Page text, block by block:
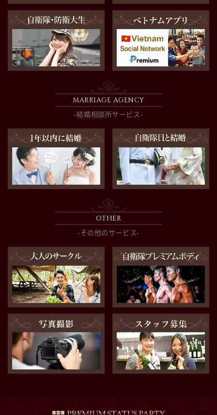
MARRIAGE AGENCY
-結婚相談所サービス-
OTHER
-その他のサービス-